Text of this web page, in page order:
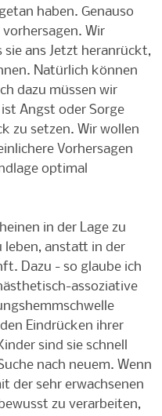
haben. Genauso
Wir
sie ans Jetzt heranrückt,
Natürlich können
dazu müssen wir
Angst oder Sorge
zu setzen. Wir wollen
Vorhersagen
optimal
in der Lage zu
leben, anstatt in der
Dazu - so glaube ich
assoziative
Eindrücken ihrer
sind sie schnell
nach neuem. Wenn
der sehr erwachsenen
zu verarbeiten,